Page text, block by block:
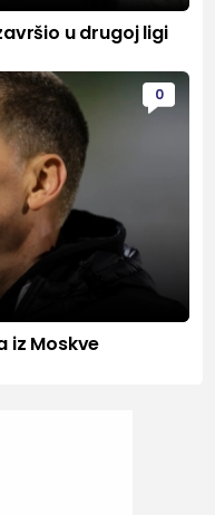
u drugoj ligi
0
iz Moskve